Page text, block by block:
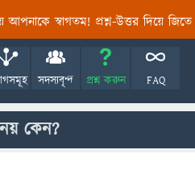
আপনাকে স্বাগতম! প্রশ্ন-উত্তর দিয়ে
সদস্যবৃন্দ প্রশ্ন করুন FAQ
নয় কেন?